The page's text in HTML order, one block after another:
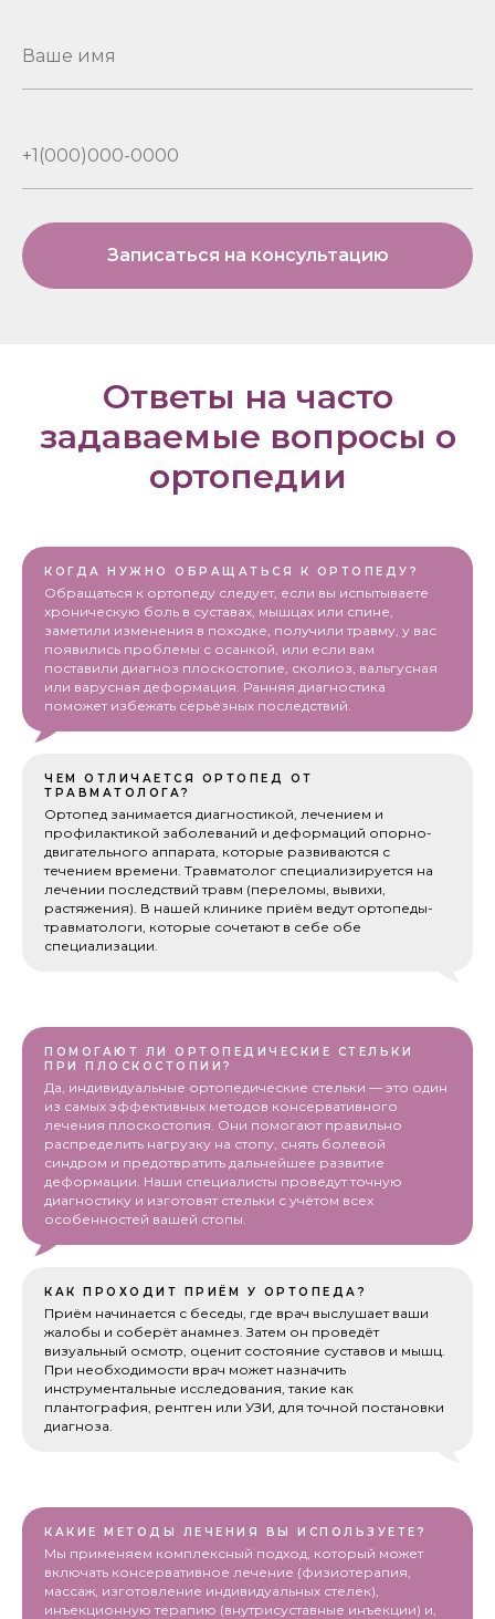
Записаться на консультацию
Ответы на часто
задаваемые вопросы о
ортопедии
КОГДА НУЖНО ОБРАЩАТЬСЯ К ОРТОПЕДУ?
Обращаться к ортопеду следует, если вы испытываете
хроническую боль в суставах, мышцах или спине,
заметили изменения в походке, получили травму, у вас
появились проблемы с осанкой, или если вам
поставили диагноз плоскостопие, сколиоз, вальгусная
или варусная деформация. Ранняя диагностика
поможет избежать серьёзных последствий.
ЧЕМ ОТЛИЧАЕТСЯ ОРТОПЕД ОТ
ТРАВМАТОЛОГА?
Ортопед занимается диагностикой, лечением и
профилактикой заболеваний и деформаций опорно-
двигательного аппарата, которые развиваются с
течением времени. Травматолог специализируется на
лечении последствий травм (переломы, вывихи,
растяжения). В нашей клинике приём ведут ортопеды-
травматологи, которые сочетают в себе обе
специализации.
ПОМОГАЮТ ЛИ ОРТОПЕДИЧЕСКИЕ СТЕЛЬКИ
ПРИ ПЛОСКОСТОПИИ?
Да, индивидуальные ортопедические стельки — это один
из самых эффективных методов консервативного
лечения плоскостопия. Они помогают правильно
распределить нагрузку на стопу, снять болевой
синдром и предотвратить дальнейшее развитие
деформации. Наши специалисты проведут точную
диагностику и изготовят стельки с учётом всех
особенностей вашей стопы.
КАК ПРОХОДИТ ПРИЁМ У ОРТОПЕДА?
Приём начинается с беседы, где врач выслушает ваши
жалобы и соберёт анамнез. Затем он проведёт
визуальный осмотр, оценит состояние суставов и мышц.
При необходимости врач может назначить
инструментальные исследования, такие как
плантография, рентген или УЗИ, для точной постановки
диагноза.
КАКИЕ МЕТОДЫ ЛЕЧЕНИЯ ВЫ ИСПОЛЬЗУЕТЕ?
Мы применяем комплексный подход, который может
включать консервативное лечение (физиотерапия,
массаж, изготовление индивидуальных стелек),
инъекционную терапию (внутрисуставные инъекции) и,